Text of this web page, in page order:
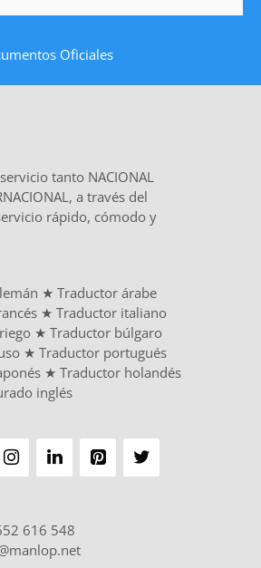
Oficiales
tanto NACIONAL
a través del
rápido, cómodo y
★ Traductor árabe
★ Traductor italiano
★ Traductor búlgaro
★ Traductor portugués
★ Traductor holandés
inglés
616 548